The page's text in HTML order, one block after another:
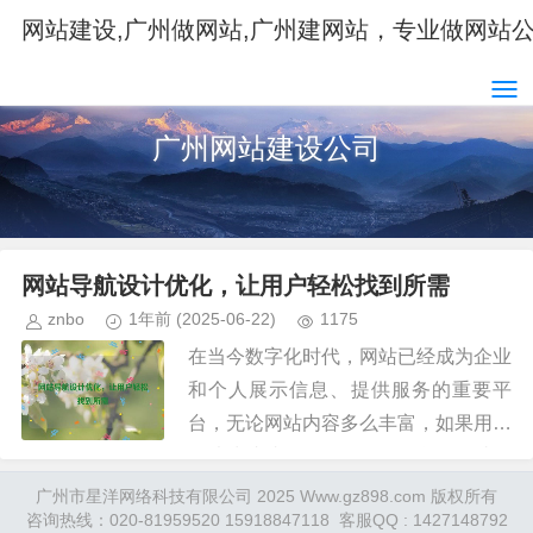
网站建设,广州做网站,广州建网站，专业做网站
广州网站建设公司
网站导航设计优化，让用户轻松找到所需
znbo 1年前 (2025-06-22) 1175
在当今数字化时代，网站已经成为企业
和个人展示信息、提供服务的重要平
台，无论网站内容多么丰富，如果用户
可用性和用户体验就会大打折扣，网站
导航设计优化成为提升用户满意度和...
广州市星洋网络科技有限公司 2025 Www.gz898.com 版权所有
咨询热线：020-81959520 15918847118 客服QQ : 1427148792